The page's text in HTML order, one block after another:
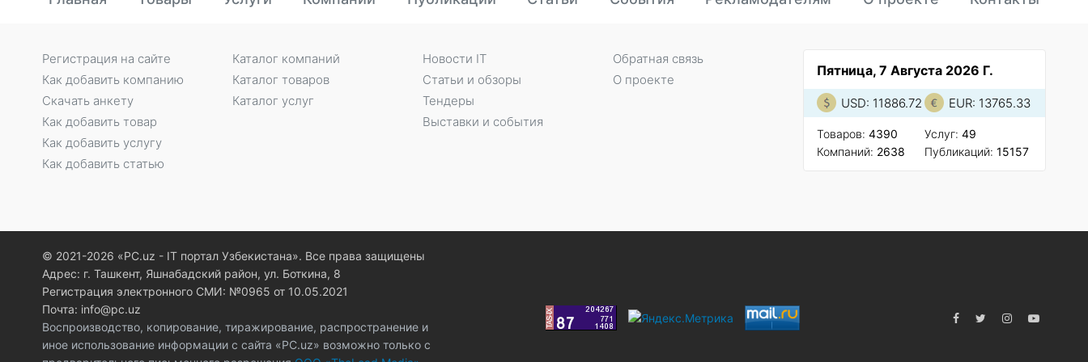
Пятница, 7 Августа 2026 Г.
USD: 11886.72 EUR: 13765.33
Товаров: 4390
Компаний: 2638
Услуг: 49
Публикаций: 15157
Регистрация на сайте
Как добавить компанию
Скачать анкету
Как добавить товар
Как добавить услугу
Как добавить статью
Каталог компаний
Каталог товаров
Каталог услуг
Новости IT
Статьи и обзоры
Тендеры
Выставки и события
Обратная связь
О проекте
© 2021-2026 «PC.uz - IT портал Узбекистана». Все права защищены
Адрес: г. Ташкент, Яшнабадский район, ул. Боткина, 8
Регистрация электронного СМИ: №0965 от 10.05.2021
Почта: info@pc.uz
Воспроизводство, копирование, тиражирование, распространение и
иное использование информации с сайта «PC.uz» возможно только с